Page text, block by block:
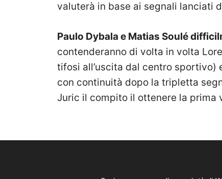
valuterà in base ai segnali lanciati
Paulo Dybala e Matias Soulé
contenderanno di volta in volta
tifosi all’uscita dal centro sportivo)
con continuità dopo la tripletta
Juric il compito il ottenere la prima